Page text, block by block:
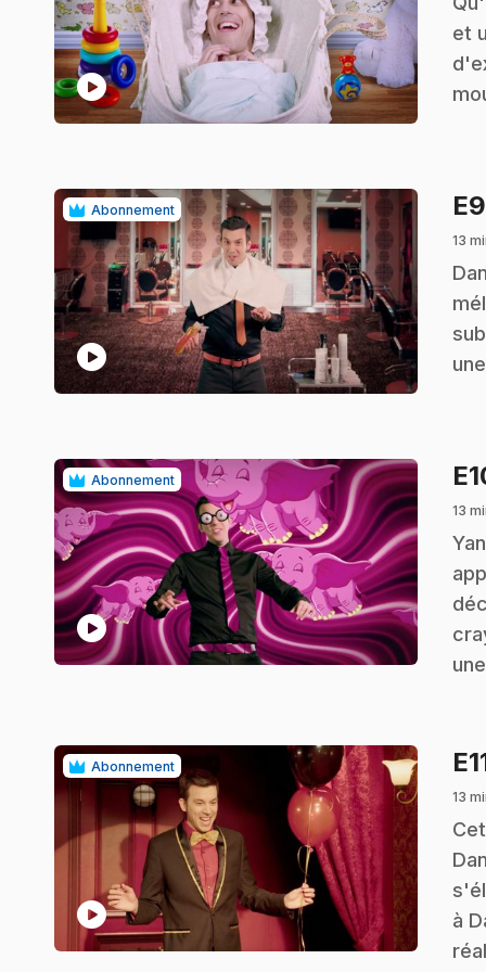
play_circle
et
Abonnement
play_circle
E9
13
.
Abonnement
play_circle
13
.
Abonnement
play_circle
13
.
à